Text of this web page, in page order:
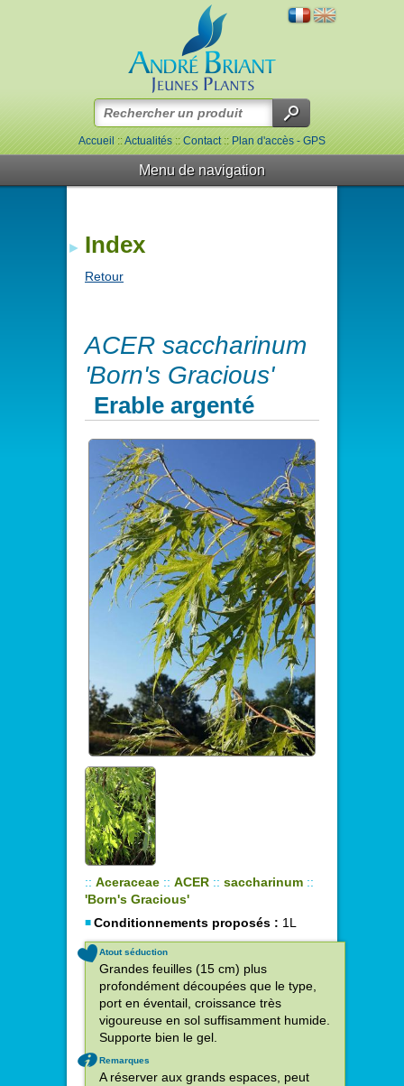
Accueil::Actualités::Contact::Plan d'accès - GPS
Menu de navigation
Index
Retour
ACER saccharinum
'Born's Gracious'
Erable argenté
:: Aceraceae :: ACER :: saccharinum ::
'Born's Gracious'
Conditionnements proposés : 1L
Atout séduction
Grandes feuilles (15 cm) plus
profondément découpées que le type,
port en éventail, croissance très
vigoureuse en sol suffisamment humide.
Supporte bien le gel.
Remarques
A réserver aux grands espaces, peut